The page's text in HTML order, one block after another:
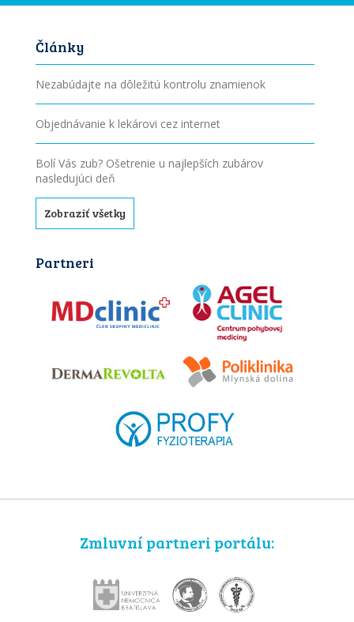
Články
Nezabúdajte na dôležitú kontrolu znamienok
Objednávanie k lekárovi cez internet
Bolí Vás zub? Ošetrenie u najlepších zubárov
nasledujúci deň
Zobraziť všetky
Partneri
Zmluvní partneri portálu: